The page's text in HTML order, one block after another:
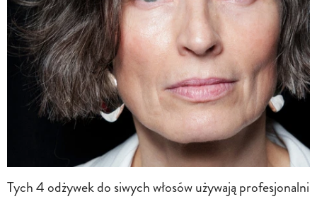
Tych 4 odżywek do siwych włosów używają profesjonalni